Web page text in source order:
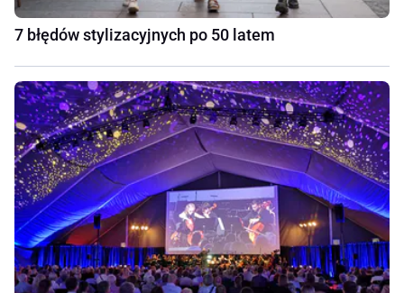
7 błędów stylizacyjnych po 50 latem